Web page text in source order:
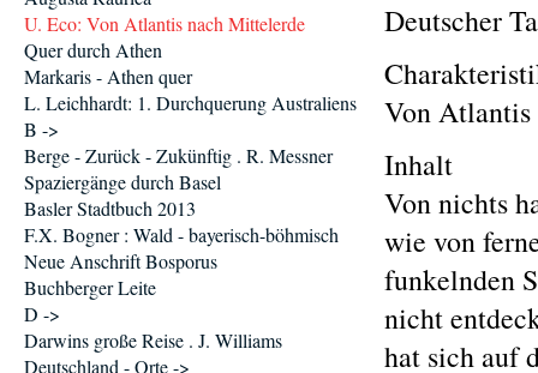
Deutscher
Von
Inhalt
Von nichts
wie von
funkelnden
nicht
hat sich auf
U. Eco: Von Atlantis nach Mittelerde
Quer durch Athen
Markaris - Athen quer
L. Leichhardt: 1. Durchquerung Australiens
B ->
Berge - Zurück - Zukünftig . R. Messner
Spaziergänge durch Basel
Basler Stadtbuch 2013
F.X. Bogner : Wald - bayerisch-böhmisch
Neue Anschrift Bosporus
Buchberger Leite
D ->
Darwins große Reise . J. Williams
Deutschland - Orte ->